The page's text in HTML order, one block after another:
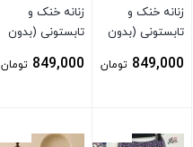
زنانه خنک و
تابستونی (بدون
849,000 تومان
زنانه خنک و
تابستونی (بدون
849,000 تومان